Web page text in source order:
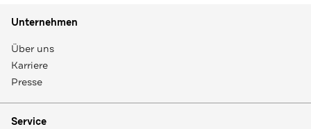
Unternehmen
Über uns
Karriere
Presse
Service